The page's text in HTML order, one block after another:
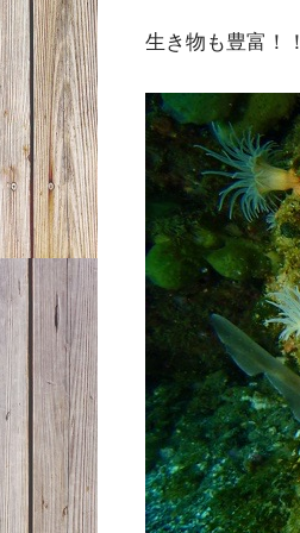
生き物も豊富！！